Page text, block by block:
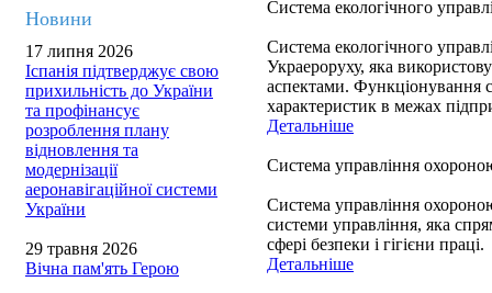
Новини
17 липня 2026
Іспанія підтверджує свою
прихильність до України
та профінансує
розроблення плану
відновлення та
модернізації
аеронавігаційної системи
України
29 травня 2026
Вічна пам'ять Герою
Система екологічного
Система екологічного
Украероруху, яка
аспектами. Функціонування
характеристик в межах
Детальніше
Система управління
Система управління
системи управління, яка
сфері безпеки і гігієни праці.
Детальніше